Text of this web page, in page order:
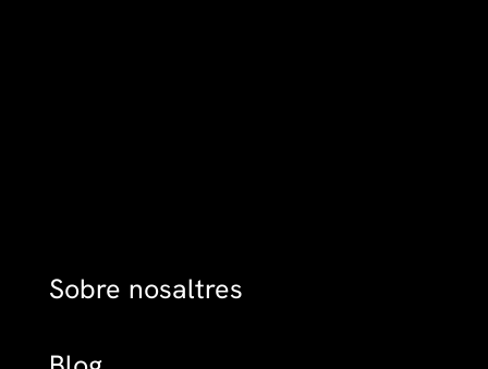
Sobre nosaltres